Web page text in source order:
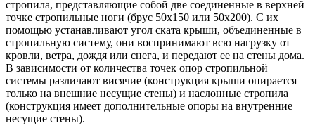
стропила, представляющие собой две соединенные в верхней
точке стропильные ноги (брус 50х150 или 50х200). С их
помощью устанавливают угол ската крыши, объединенные в
стропильную систему, они воспринимают всю нагрузку от
кровли, ветра, дождя или снега, и передают ее на стены дома.
В зависимости от количества точек опор стропильной
системы различают висячие (конструкция крыши опирается
только на внешние несущие стены) и наслонные стропила
(конструкция имеет дополнительные опоры на внутренние
несущие стены).